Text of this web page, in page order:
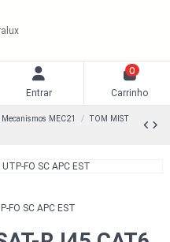
Entrar
0
Carrinho
Mecanismos MEC21
TOM MIST